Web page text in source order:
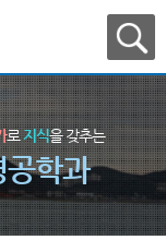
로지식을 갖추는
학과